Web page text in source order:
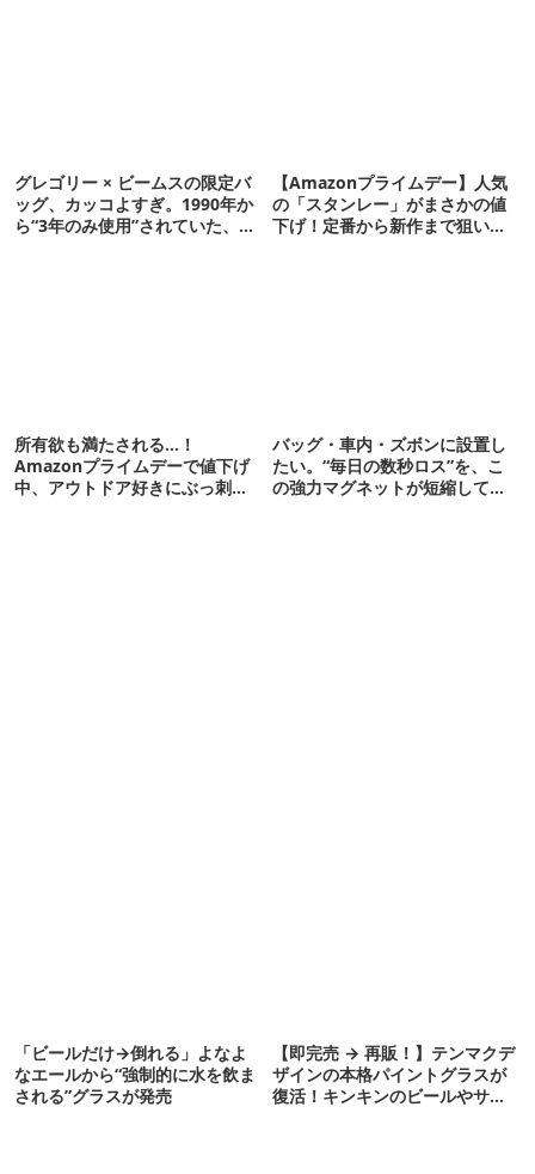
グレゴリー × ビームスの限定バ
ッグ、カッコよすぎ。1990年か
ら“3年のみ使用”されていた、紫
【Amazonプライムデー】人気
の「スタンレー」がまさかの値
下げ！定番から新作まで狙い目
所有欲も満たされる…！
Amazonプライムデーで値下げ
中、アウトドア好きにぶっ刺さ
バッグ・車内・ズボンに設置し
たい。“毎日の数秒ロス”を、こ
の強力マグネットが短縮してく
「ビールだけ→倒れる」よなよ
なエールから“強制的に水を飲ま
される”グラスが発売
【即完売 → 再販！】テンマクデ
ザインの本格パイントグラスが
復活！キンキンのビールやサワ